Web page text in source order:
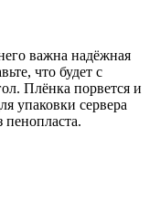
важна надёжная
что будет с
Плёнка порвется и
упаковки сервера
пенопласта.